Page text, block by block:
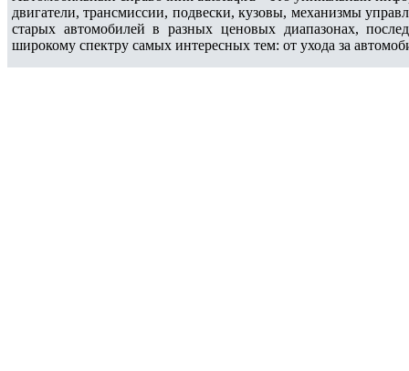
двигатели, трансмиссии, подвески, кузовы, механизмы
старых автомобилей в разных ценовых диапазонах,
широкому спектру самых интересных тем: от ухода за